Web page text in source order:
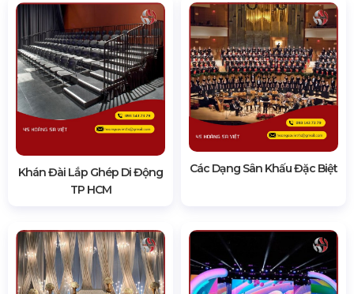
Khán Đài Lắp Ghép Di Động
TP HCM
Các Dạng Sân Khấu Đặc Biệt